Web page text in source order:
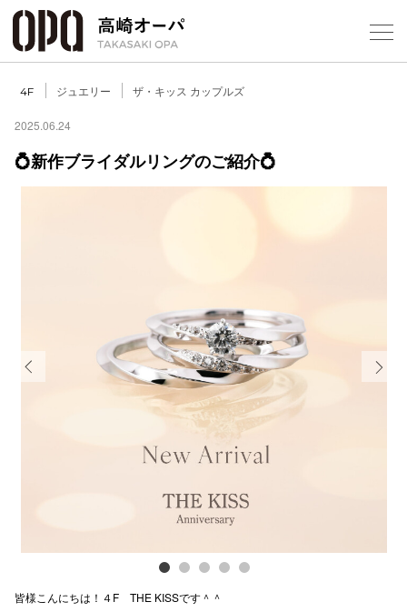
4F ジュエリー ザ・キッス カップルズ
2025.06.24
💍新作ブライダルリングのご紹介💍
皆様こんにちは！４F THE KISSです＾＾
アクセ